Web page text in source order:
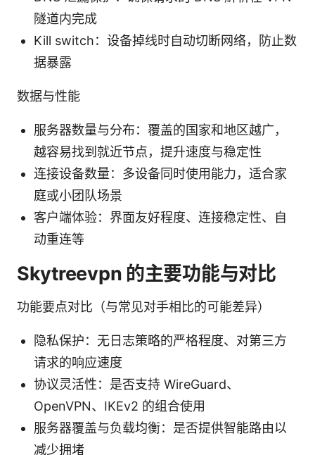
隧道内完成
Kill switch：设备掉线时自动切断网络，防止数
据暴露
数据与性能
服务器数量与分布：覆盖的国家和地区越广，
越容易找到就近节点，提升速度与稳定性
连接设备数量：多设备同时使用能力，适合家
庭或小团队场景
客户端体验：界面友好程度、连接稳定性、自
动重连等
Skytreevpn 的主要功能与对比
功能要点对比（与常见对手相比的可能差异）
隐私保护：无日志策略的严格程度、对第三方
请求的响应速度
协议灵活性：是否支持 WireGuard、
OpenVPN、IKEv2 的组合使用
服务器覆盖与负载均衡：是否提供智能路由以
减少拥堵